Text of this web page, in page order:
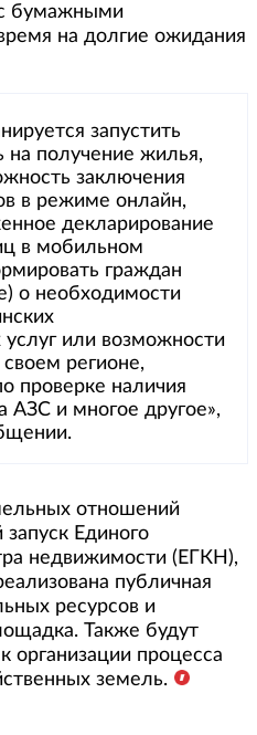
бумажными
на долгие ожидания
запустить
получение жилья,
заключения
в режиме онлайн,
декларирование
в мобильном
граждан
о необходимости
услуг или возможности
своем регионе,
проверке наличия
АЗС и многое другое»,
отношений
Единого
недвижимости (ЕГКН),
публичная
ресурсов и
Также будут
процесса
земель.